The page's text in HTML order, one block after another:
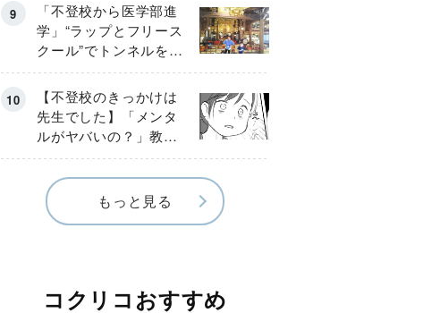
「不登校から医学部進
学」“ラップとフリース
クール”でトンネルを脱
して高校受験へ〔元野
球少年の実話〕
【不登校のきっかけは
先生でした】「メンタ
ルがヤバいの？」教室
で始まった悪ふざけ
《第３話》
もっと見る
コクリコおすすめ